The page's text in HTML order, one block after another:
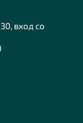
вход со